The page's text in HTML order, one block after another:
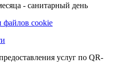
- санитарный день
файлов cookie
услуг по QR-